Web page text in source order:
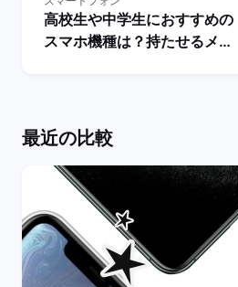
高校生や中学生におすすめの
スマホ機種は？持たせるメリ
最近の比較